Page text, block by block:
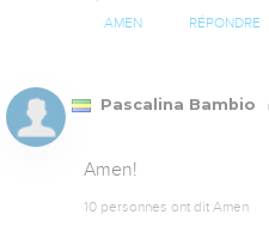
AMEN RÉPONDRE
Pascalina Bambio
Amen!
10 personnes ont dit Amen